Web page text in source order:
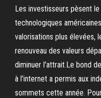
Les investisseurs pèsent
technologiques
valorisations plus élevées,
renouveau des valeurs
diminuer l'attrait.Le bond
à l'internet a permis aux
sommets cette année.